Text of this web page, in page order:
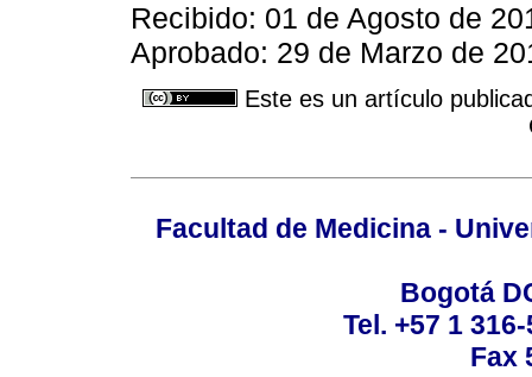
Recibido: 01 de Agosto de
Aprobado: 29 de Marzo de
Este es un artículo
Facultad de Medicina -
Bogotá
Tel. +57 1
Fax